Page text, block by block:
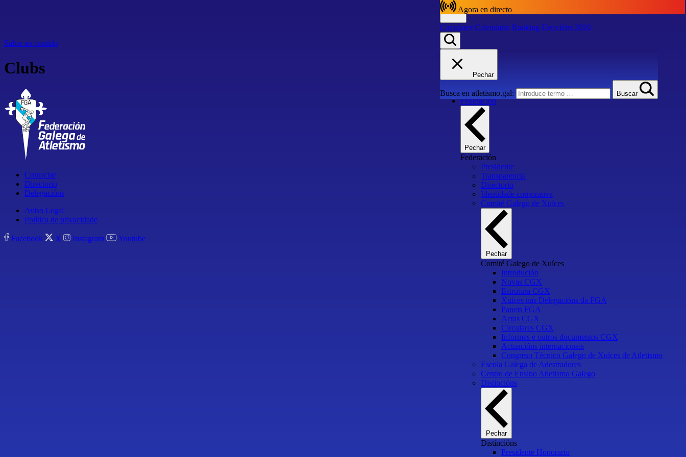
Saltar ao contido
Circulares Calendario Ranking Eleccións 2026
Pechar
Busca en atletismo.gal: Buscar
Calendario
Inicio
Federación
Pechar
Federación
Presidente
Transparencia
Directorio
Identidade corporativa
Comité Galego de Xuíces
Pechar
Comité Galego de Xuíces
Introdución
Novas CGX
Estrutura CGX
Xuíces nas Delegacións da FGA
Paneis FGA
Actas CGX
Circulares CGX
Informes e outros documentos CGX
Actuacións internacionais
Congreso Técnico Galego de Xuíces de Atletismo
Escola Galega de Adestradores
Centro de Ensino Atletismo Galego
Distincións
Pechar
Distincións
Presidente Honorario
Agora en directo
Clubs
Contactar
Directorio
Delegacións
Aviso Legal
Política de privacidade
Facebook X Instagram Youtube